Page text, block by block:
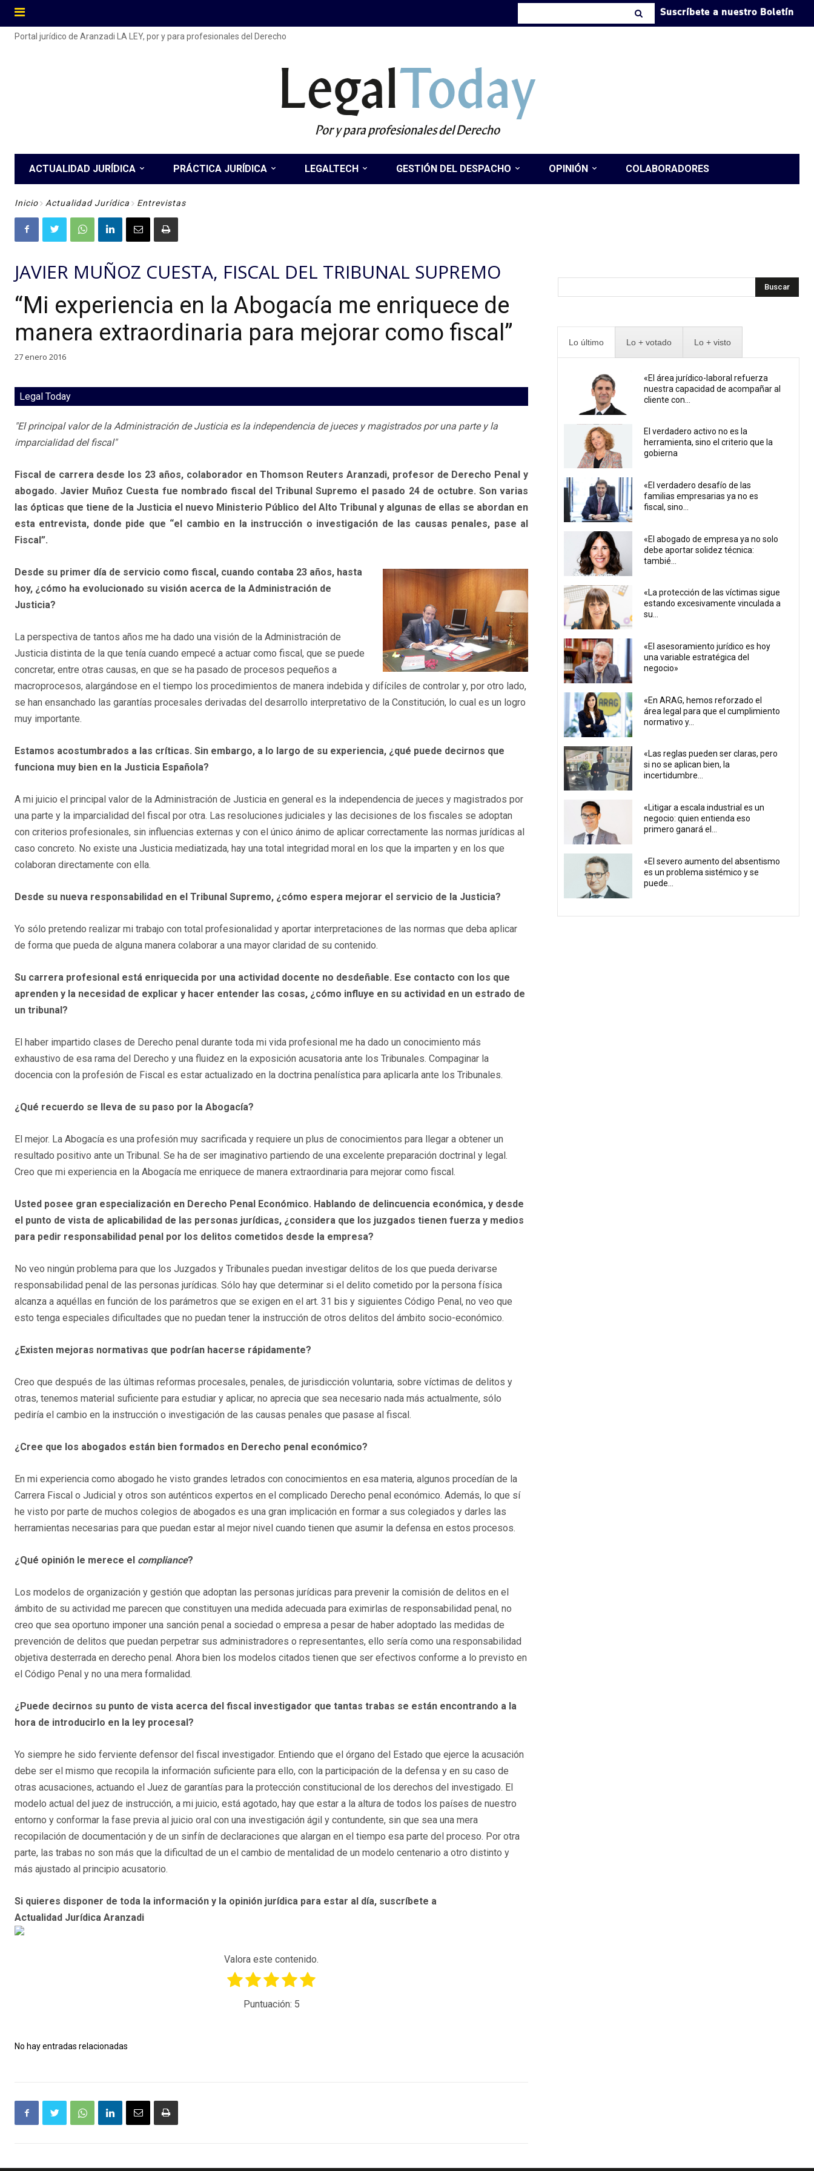
Suscríbete a nuestro Boletín
Portal jurídico de Aranzadi LA LEY, por y para profesionales del Derecho
LegalToday
Por y para profesionales del Derecho
ACTUALIDAD JURÍDICA PRÁCTICA JURÍDICA LEGALTECH GESTIÓN DEL DESPACHO OPINIÓN COLABORADORES
Inicio Actualidad Jurídica Entrevistas
JAVIER MUÑOZ CUESTA, FISCAL DEL TRIBUNAL SUPREMO
“Mi experiencia en la Abogacía me enriquece de
manera extraordinaria para mejorar como fiscal”
27 enero 2016
Legal Today
"El principal valor de la Administración de Justicia es la independencia de jueces y magistrados por una parte y la
imparcialidad del fiscal"
Fiscal de carrera desde los 23 años, colaborador en Thomson Reuters Aranzadi, profesor de Derecho Penal y
abogado. Javier Muñoz Cuesta fue nombrado fiscal del Tribunal Supremo el pasado 24 de octubre. Son varias
las ópticas que tiene de la Justicia el nuevo Ministerio Público del Alto Tribunal y algunas de ellas se abordan en
esta entrevista, donde pide que “el cambio en la instrucción o investigación de las causas penales, pase al
Fiscal”.
Desde su primer día de servicio como fiscal, cuando contaba 23 años, hasta
hoy, ¿cómo ha evolucionado su visión acerca de la Administración de
Justicia?
La perspectiva de tantos años me ha dado una visión de la Administración de
Justicia distinta de la que tenía cuando empecé a actuar como fiscal, que se puede
concretar, entre otras causas, en que se ha pasado de procesos pequeños a
macroprocesos, alargándose en el tiempo los procedimientos de manera indebida y difíciles de controlar y, por otro lado,
se han ensanchado las garantías procesales derivadas del desarrollo interpretativo de la Constitución, lo cual es un logro
muy importante.
Estamos acostumbrados a las críticas. Sin embargo, a lo largo de su experiencia, ¿qué puede decirnos que
funciona muy bien en la Justicia Española?
A mi juicio el principal valor de la Administración de Justicia en general es la independencia de jueces y magistrados por
una parte y la imparcialidad del fiscal por otra. Las resoluciones judiciales y las decisiones de los fiscales se adoptan
con criterios profesionales, sin influencias externas y con el único ánimo de aplicar correctamente las normas jurídicas al
caso concreto. No existe una Justicia mediatizada, hay una total integridad moral en los que la imparten y en los que
colaboran directamente con ella.
Desde su nueva responsabilidad en el Tribunal Supremo, ¿cómo espera mejorar el servicio de la Justicia?
Yo sólo pretendo realizar mi trabajo con total profesionalidad y aportar interpretaciones de las normas que deba aplicar
de forma que pueda de alguna manera colaborar a una mayor claridad de su contenido.
Su carrera profesional está enriquecida por una actividad docente no desdeñable. Ese contacto con los que
aprenden y la necesidad de explicar y hacer entender las cosas, ¿cómo influye en su actividad en un estrado de
un tribunal?
El haber impartido clases de Derecho penal durante toda mi vida profesional me ha dado un conocimiento más
exhaustivo de esa rama del Derecho y una fluidez en la exposición acusatoria ante los Tribunales. Compaginar la
docencia con la profesión de Fiscal es estar actualizado en la doctrina penalística para aplicarla ante los Tribunales.
¿Qué recuerdo se lleva de su paso por la Abogacía?
El mejor. La Abogacía es una profesión muy sacrificada y requiere un plus de conocimientos para llegar a obtener un
resultado positivo ante un Tribunal. Se ha de ser imaginativo partiendo de una excelente preparación doctrinal y legal.
Creo que mi experiencia en la Abogacía me enriquece de manera extraordinaria para mejorar como fiscal.
Usted posee gran especialización en Derecho Penal Económico. Hablando de delincuencia económica, y desde
el punto de vista de aplicabilidad de las personas jurídicas, ¿considera que los juzgados tienen fuerza y medios
para pedir responsabilidad penal por los delitos cometidos desde la empresa?
No veo ningún problema para que los Juzgados y Tribunales puedan investigar delitos de los que pueda derivarse
responsabilidad penal de las personas jurídicas. Sólo hay que determinar si el delito cometido por la persona física
alcanza a aquéllas en función de los parámetros que se exigen en el art. 31 bis y siguientes Código Penal, no veo que
esto tenga especiales dificultades que no puedan tener la instrucción de otros delitos del ámbito socio-económico.
¿Existen mejoras normativas que podrían hacerse rápidamente?
Creo que después de las últimas reformas procesales, penales, de jurisdicción voluntaria, sobre víctimas de delitos y
otras, tenemos material suficiente para estudiar y aplicar, no aprecia que sea necesario nada más actualmente, sólo
pediría el cambio en la instrucción o investigación de las causas penales que pasase al fiscal.
¿Cree que los abogados están bien formados en Derecho penal económico?
En mi experiencia como abogado he visto grandes letrados con conocimientos en esa materia, algunos procedían de la
Carrera Fiscal o Judicial y otros son auténticos expertos en el complicado Derecho penal económico. Además, lo que sí
he visto por parte de muchos colegios de abogados es una gran implicación en formar a sus colegiados y darles las
herramientas necesarias para que puedan estar al mejor nivel cuando tienen que asumir la defensa en estos procesos.
¿Qué opinión le merece el compliance?
Los modelos de organización y gestión que adoptan las personas jurídicas para prevenir la comisión de delitos en el
ámbito de su actividad me parecen que constituyen una medida adecuada para eximirlas de responsabilidad penal, no
creo que sea oportuno imponer una sanción penal a sociedad o empresa a pesar de haber adoptado las medidas de
prevención de delitos que puedan perpetrar sus administradores o representantes, ello sería como una responsabilidad
objetiva desterrada en derecho penal. Ahora bien los modelos citados tienen que ser efectivos conforme a lo previsto en
el Código Penal y no una mera formalidad.
¿Puede decirnos su punto de vista acerca del fiscal investigador que tantas trabas se están encontrando a la
hora de introducirlo en la ley procesal?
Yo siempre he sido ferviente defensor del fiscal investigador. Entiendo que el órgano del Estado que ejerce la acusación
debe ser el mismo que recopila la información suficiente para ello, con la participación de la defensa y en su caso de
otras acusaciones, actuando el Juez de garantías para la protección constitucional de los derechos del investigado. El
modelo actual del juez de instrucción, a mi juicio, está agotado, hay que estar a la altura de todos los países de nuestro
entorno y conformar la fase previa al juicio oral con una investigación ágil y contundente, sin que sea una mera
recopilación de documentación y de un sinfín de declaraciones que alargan en el tiempo esa parte del proceso. Por otra
parte, las trabas no son más que la dificultad de un el cambio de mentalidad de un modelo centenario a otro distinto y
más ajustado al principio acusatorio.
Si quieres disponer de toda la información y la opinión jurídica para estar al día, suscríbete a
Actualidad Jurídica Aranzadi
Valora este contenido.
Puntuación: 5
No hay entradas relacionadas
Buscar
Lo último Lo + votado Lo + visto
«El área jurídico-laboral refuerza
nuestra capacidad de acompañar al
cliente con...
El verdadero activo no es la
herramienta, sino el criterio que la
gobierna
«El verdadero desafío de las
familias empresarias ya no es
fiscal, sino...
«El abogado de empresa ya no solo
debe aportar solidez técnica:
tambié...
«La protección de las víctimas sigue
estando excesivamente vinculada a
su...
«El asesoramiento jurídico es hoy
una variable estratégica del
negocio»
«En ARAG, hemos reforzado el
área legal para que el cumplimiento
normativo y...
«Las reglas pueden ser claras, pero
si no se aplican bien, la
incertidumbre...
«Litigar a escala industrial es un
negocio: quien entienda eso
primero ganará el...
«El severo aumento del absentismo
es un problema sistémico y se
puede...